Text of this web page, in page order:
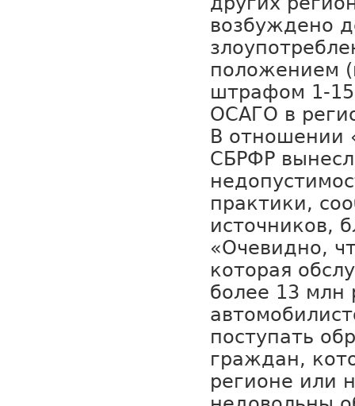
возбуждено
положением
штрафом 1-
ОСАГО в
В отношении
СБРФР
практики,
источников,
«Очевидно,
которая
более 13 млн
поступать
граждан,
регионе или